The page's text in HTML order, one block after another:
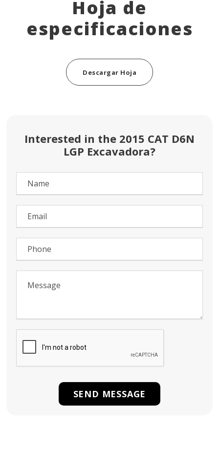
Hoja de
especificaciones
Descargar Hoja
Interested in the 2015 CAT D6N
LGP Excavadora?